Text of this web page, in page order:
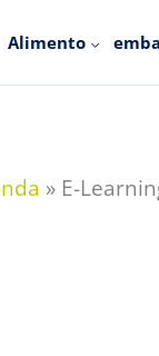
Alimento
» E-